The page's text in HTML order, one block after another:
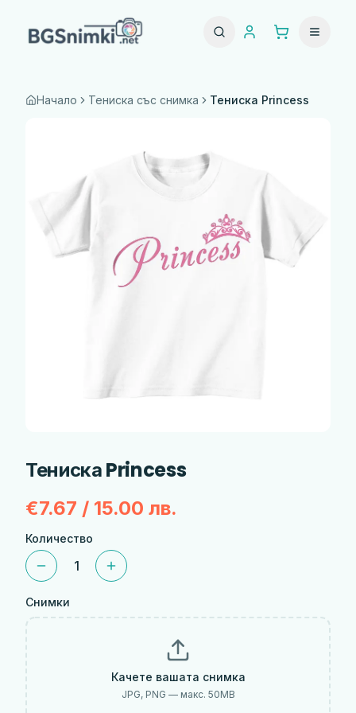
Начало Тениска със снимка Тениска Princess
Тениска Princess
€7.67 / 15.00 лв.
Количество
1
Снимки
Качете вашата снимка
JPG, PNG — макс. 50MB